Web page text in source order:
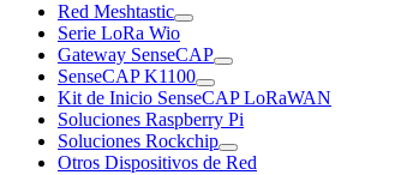
Red Meshtastic
Serie LoRa Wio
Gateway SenseCAP
SenseCAP K1100
Kit de Inicio SenseCAP LoRaWAN
Soluciones Raspberry Pi
Soluciones Rockchip
Otros Dispositivos de Red